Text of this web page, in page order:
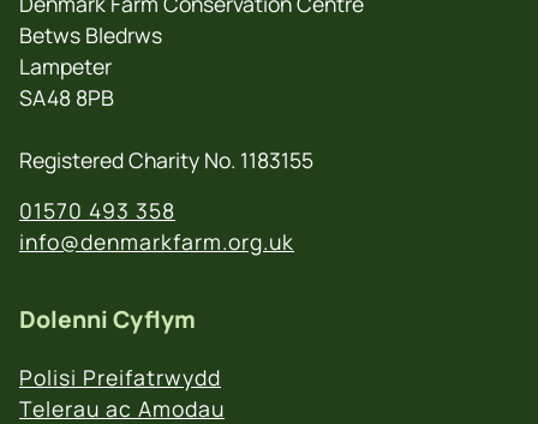
Betws Bledrws
Lampeter
SA48 8PB
Registered Charity No. 1183155
01570 493 358
info@denmarkfarm.org.uk
Dolenni Cyflym
Polisi Preifatrwydd
Telerau ac Amodau